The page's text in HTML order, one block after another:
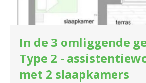
In de 3 omliggende
Type 2 -
met 2 slaapkamers